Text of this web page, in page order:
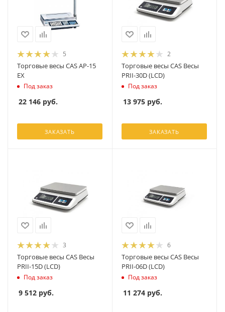
5
Торговые весы CAS AP-15
EX
Под заказ
22 146 руб.
ЗАКАЗАТЬ
2
Торговые весы CAS Весы
PRII-30D (LCD)
Под заказ
13 975 руб.
ЗАКАЗАТЬ
3
Торговые весы CAS Весы
PRII-15D (LCD)
Под заказ
9 512 руб.
6
Торговые весы CAS Весы
PRII-06D (LCD)
Под заказ
11 274 руб.